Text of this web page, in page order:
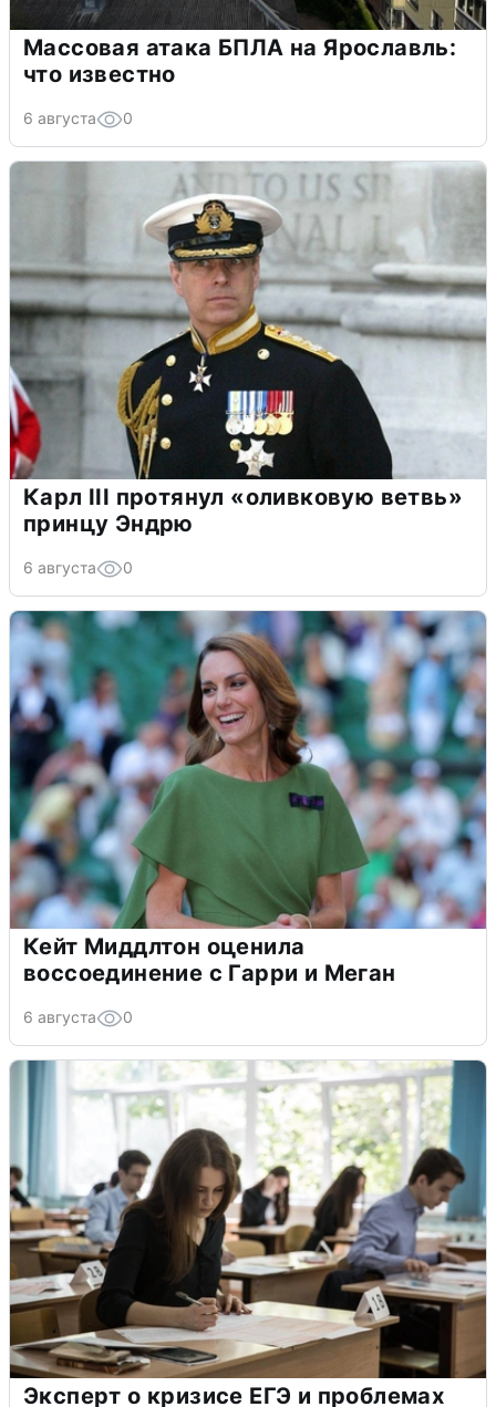
Массовая атака БПЛА на Ярославль:
что известно
6 августа 0
Карл III протянул «оливковую ветвь»
принцу Эндрю
6 августа 0
Кейт Миддлтон оценила
воссоединение с Гарри и Меган
6 августа 0
Эксперт о кризисе ЕГЭ и проблемах